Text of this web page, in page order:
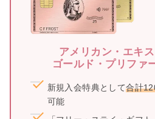
アメリカン・エキ
ゴールド・プリファ
新規入会特典として合計
可能